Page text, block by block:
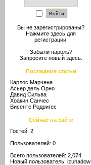
Вы не зарегистрированы?
Нажмите здесь для
регистрации.
Забыли пароль?
Запросите новый здесь.
Последние статьи
Карлос Марчена
Асьер дель Орно
Давид Сильва
Хоакин Санчес
Висенте Родригес
Сейчас на сайте
Гостей: 2
Пользователей: 0
Всего пользователей: 2,074
Новый пользователь: izuhadow